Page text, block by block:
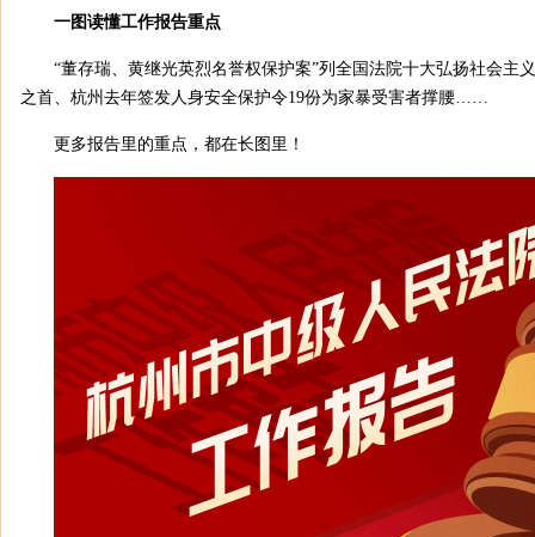
一图读懂工作报告重点
“董存瑞、黄继光英烈名誉权保护案”列全国法院十大弘扬社会主
之首、杭州去年签发人身安全保护令19份为家暴受害者撑腰……
更多报告里的重点，都在长图里！